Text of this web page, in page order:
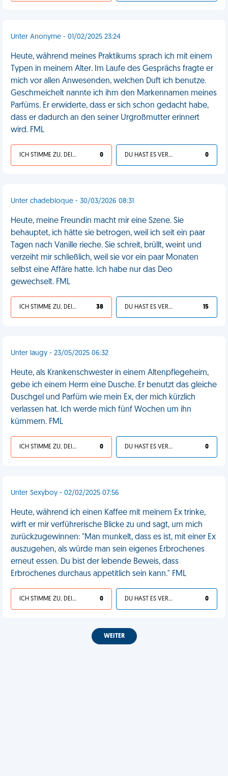
Unter Anonyme - 01/02/2025 23:24
Heute, während meines Praktikums sprach ich mit einem
Typen in meinem Alter. Im Laufe des Gesprächs fragte er
mich vor allen Anwesenden, welchen Duft ich benutze.
Geschmeichelt nannte ich ihm den Markennamen meines
Parfüms. Er erwiderte, dass er sich schon gedacht habe,
dass er dadurch an den seiner Urgroßmutter erinnert
wird. FML
ICH STIMME ZU, DEIN LEBEN IST SCHEISSE 0 DU HAST ES VERDIENT 0
Unter chadebloque - 30/03/2026 08:31
Heute, meine Freundin macht mir eine Szene. Sie
behauptet, ich hätte sie betrogen, weil ich seit ein paar
Tagen nach Vanille rieche. Sie schreit, brüllt, weint und
verzeiht mir schließlich, weil sie vor ein paar Monaten
selbst eine Affäre hatte. Ich habe nur das Deo
gewechselt. FML
ICH STIMME ZU, DEIN LEBEN IST SCHEISSE 38 DU HAST ES VERDIENT 15
Unter laugy - 23/05/2025 06:32
Heute, als Krankenschwester in einem Altenpflegeheim,
gebe ich einem Herrn eine Dusche. Er benutzt das gleiche
Duschgel und Parfüm wie mein Ex, der mich kürzlich
verlassen hat. Ich werde mich fünf Wochen um ihn
kümmern. FML
ICH STIMME ZU, DEIN LEBEN IST SCHEISSE 0 DU HAST ES VERDIENT 0
Unter Sexyboy - 02/02/2025 07:56
Heute, während ich einen Kaffee mit meinem Ex trinke,
wirft er mir verführerische Blicke zu und sagt, um mich
zurückzugewinnen: "Man munkelt, dass es ist, mit einer Ex
auszugehen, als würde man sein eigenes Erbrochenes
erneut essen. Du bist der lebende Beweis, dass
Erbrochenes durchaus appetitlich sein kann." FML
ICH STIMME ZU, DEIN LEBEN IST SCHEISSE 0 DU HAST ES VERDIENT 0
WEITER